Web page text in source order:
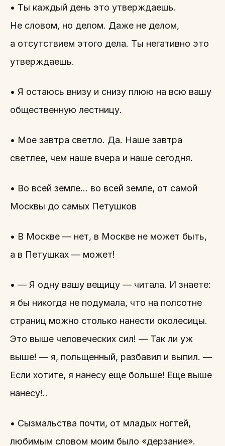
• Ты каждый день это утверждаешь.
Не словом, но делом. Даже не делом,
а отсутствием этого дела. Ты негативно это
утверждаешь.
• Я остаюсь внизу и снизу плюю на всю вашу
общественную лестницу.
• Мое завтра светло. Да. Наше завтра
светлее, чем наше вчера и наше сегодня.
• Во всей земле… во всей земле, от самой
Москвы до самых Петушков
• В Москве — нет, в Москве не может быть,
а в Петушках — может!
• — Я одну вашу вещицу — читала. И знаете:
я бы никогда не подумала, что на полсотне
страниц можно столько нанести околесицы.
Это выше человеческих сил! — Так ли уж
выше! — я, польщенный, разбавил и выпил. —
Если хотите, я нанесу еще больше! Еще выше
нанесу!..
• Сызмальства почти, от младых ногтей,
любимым словом моим было «дерзание».